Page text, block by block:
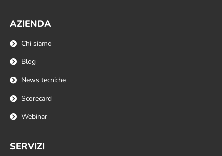
AZIENDA
Chi siamo
Blog
News tecniche
Scorecard
Webinar
SERVIZI